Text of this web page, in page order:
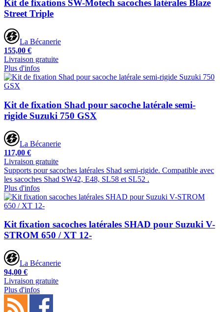
Kit de fixations SW-Motech sacoches latérales Blaze
Street Triple
La Bécanerie
155,00 €
Livraison gratuite
Plus d'infos
Kit de fixation Shad pour sacoche latérale semi-
rigide Suzuki 750 GSX
La Bécanerie
117,00 €
Livraison gratuite
Supports pour sacoches latérales Shad semi-rigide. Compatible avec
les sacoches Shad SW42, E48, SL58 et SL52 .
Plus d'infos
Kit fixation sacoches latérales SHAD pour Suzuki V-
STROM 650 / XT 12-
La Bécanerie
94,00 €
Livraison gratuite
Plus d'infos